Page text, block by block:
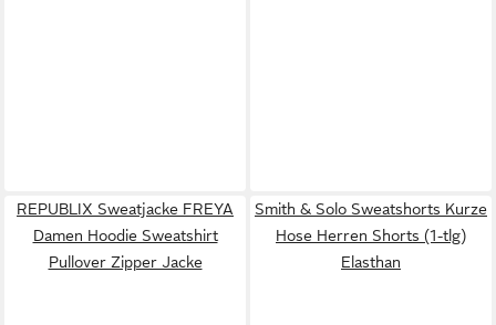
REPUBLIX Sweatjacke FREYA
Damen Hoodie Sweatshirt
Pullover Zipper Jacke
Smith & Solo Sweatshorts Kurze
Hose Herren Shorts (1-tlg)
Elasthan